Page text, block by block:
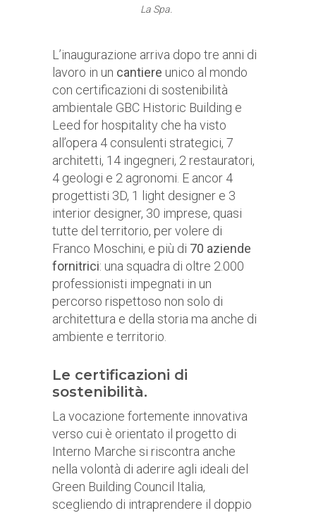
La Spa.
L’inaugurazione arriva dopo tre anni di
lavoro in un cantiere unico al mondo
con certificazioni di sostenibilità
ambientale GBC Historic Building e
Leed for hospitality che ha visto
all’opera 4 consulenti strategici, 7
architetti, 14 ingegneri, 2 restauratori,
4 geologi e 2 agronomi. E ancor 4
progettisti 3D, 1 light designer e 3
interior designer, 30 imprese, quasi
tutte del territorio, per volere di
Franco Moschini, e più di 70 aziende
fornitrici: una squadra di oltre 2.000
professionisti impegnati in un
percorso rispettoso non solo di
architettura e della storia ma anche di
ambiente e territorio.
Le certificazioni di
sostenibilità.
La vocazione fortemente innovativa
verso cui è orientato il progetto di
Interno Marche si riscontra anche
nella volontà di aderire agli ideali del
Green Building Council Italia,
scegliendo di intraprendere il doppio